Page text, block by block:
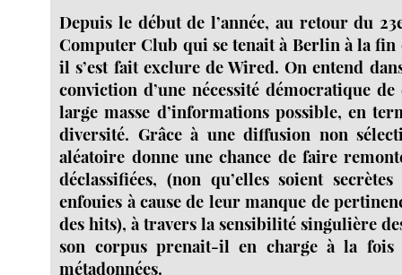
Depuis le début de l’année, au retour du
Computer Club qui se tenait à Berlin à la fin
il s’est fait exclure de Wired. On entend
conviction d’une nécessité démocratique
large masse d’informations possible, en
diversité. Grâce à une diffusion non
aléatoire donne une chance de faire
déclassifiées, (non qu’elles soient
enfouies à cause de leur manque de
des hits), à travers la sensibilité singulière
son corpus prenait-il en charge à la fois
métadonnées.